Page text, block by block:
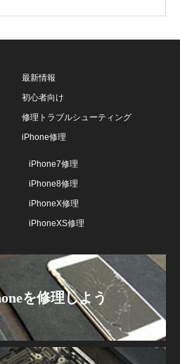
最新情報
初心者向け
修理トラブルシューティング
iPhone修理
iPhone7修理
iPhone8修理
iPhoneX修理
iPhoneXS修理
を修理しよう